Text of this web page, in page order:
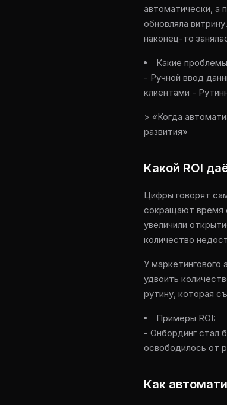
автоматически, а
обновляла
наконец-то
Какие
- Ручной ввод
клиентами -
> «Когда
развития»
Какой ROI
Цифры говорят
сокращают время
увеличили
количество
У маркетингового
удвоить
рутину, которая
Примеры ROI:
- Онбординг стал
освободилось от
Как